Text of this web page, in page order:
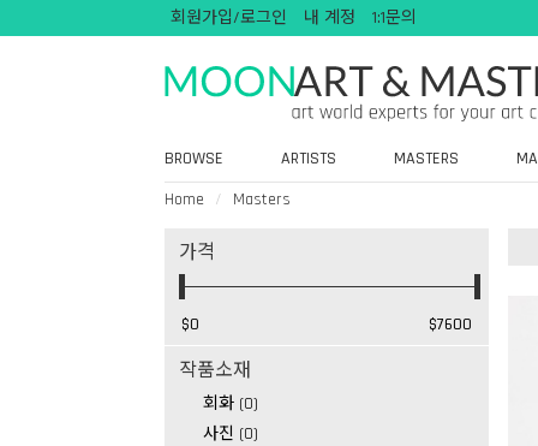
회원가입/로그인 내 계정 1:1문의
BROWSE ARTISTS MASTERS
Home
Masters
가격
작품소재
회화 (0)
사진 (0)